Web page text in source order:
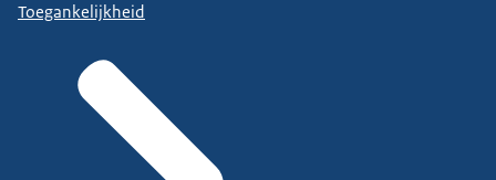
Toegankelijkheid